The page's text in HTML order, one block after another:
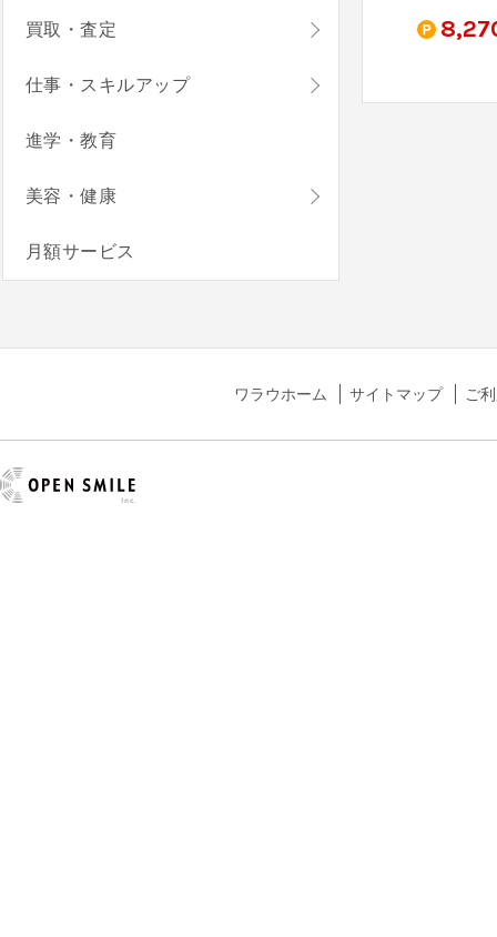
14,520 10,510
買取・査定
仕事・スキルアップ
進学・教育
美容・健康
月額サービス
ワラウホーム サイトマップ ご